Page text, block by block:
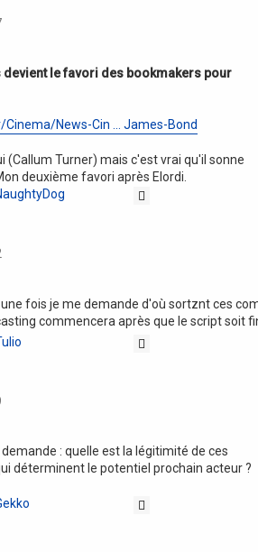
devient le favori des bookmakers pour
News-Cin ... James-Bond
(Callum Turner) mais c'est vrai qu'il sonne
deuxième favori après Elordi.
fois je me demande d'où sortznt ces
commencera après que le script soit
: quelle est la légitimité de ces
déterminent le potentiel prochain acteur ?